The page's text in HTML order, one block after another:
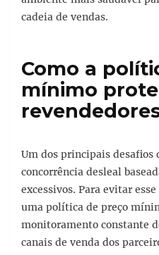
cadeia de vendas.
Como a
mínimo
Um dos principais desafios
concorrência desleal
excessivos. Para evitar
uma política de preço
monitoramento constante
canais de venda dos